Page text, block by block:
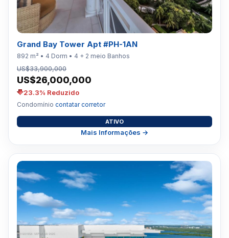
Grand Bay Tower Apt #PH-1AN
892 m² • 4 Dorm • 4 + 2 meio Banhos
US$33,900,000
US$26,000,000
23.3% Reduzido
Condomínio contatar corretor
ATIVO
Mais Informações →